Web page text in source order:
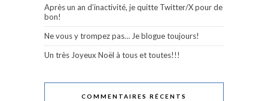
Après un an d’inactivité, je quitte Twitter/X pour de
bon!
Ne vous y trompez pas… Je blogue toujours!
Un très Joyeux Noël à tous et toutes!!!
COMMENTAIRES RÉCENTS